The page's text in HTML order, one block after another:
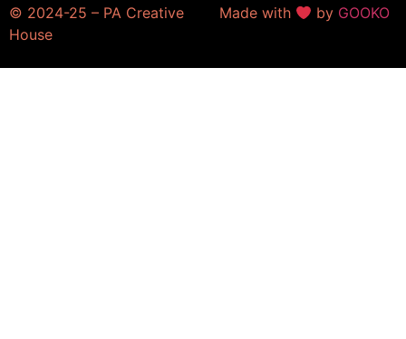
© 2024-25 – PA Creative
House
Made with by GOOKO